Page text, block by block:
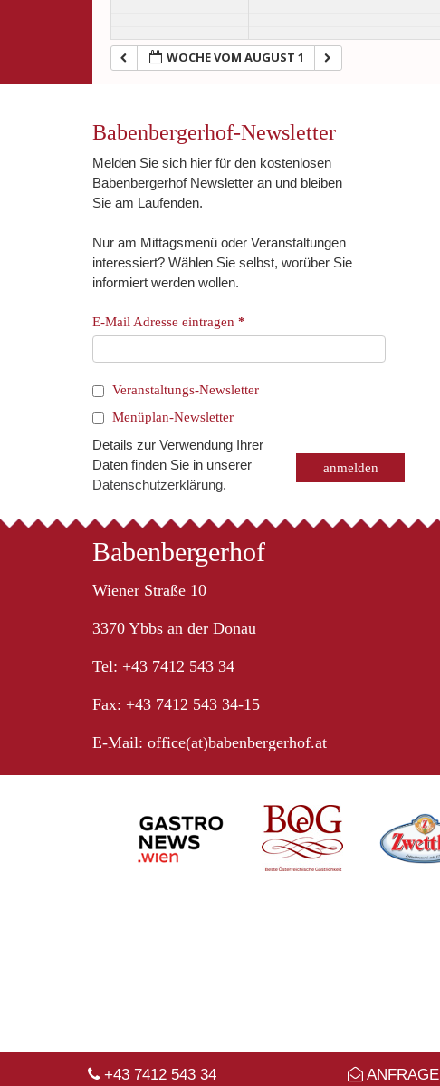
+43 7412 543 34 ANFRAGE
WOCHE VOM AUGUST 1
Babenbergerhof-Newsletter
Melden Sie sich hier für den kostenlosen
Babenbergerhof Newsletter an und bleiben
Sie am Laufenden.
Nur am Mittagsmenü oder Veranstaltungen
interessiert? Wählen Sie selbst, worüber Sie
informiert werden wollen.
E-Mail Adresse eintragen *
Veranstaltungs-Newsletter
Menüplan-Newsletter
Details zur Verwendung Ihrer
Daten finden Sie in unserer
Datenschutzerklärung.
Babenbergerhof
Wiener Straße 10
3370 Ybbs an der Donau
Tel: +43 7412 543 34
Fax: +43 7412 543 34-15
E-Mail: office(at)babenbergerhof.at